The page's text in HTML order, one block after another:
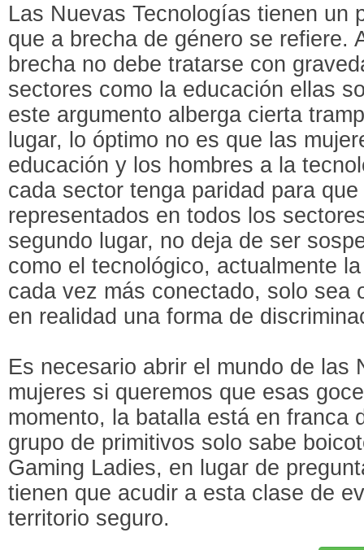
Las Nuevas Tecnologías tienen un
que a brecha de género se refiere.
brecha no debe tratarse con
sectores como la educación ellas
este argumento alberga cierta
lugar, lo óptimo no es que las
educación y los hombres a la
cada sector tenga paridad para
representados en todos los
segundo lugar, no deja de ser
como el tecnológico, actualmente
cada vez más conectado, solo sea
en realidad una forma de
Es necesario abrir el mundo de las
mujeres si queremos que esas
momento, la batalla está en franca
grupo de primitivos solo sabe
Gaming Ladies, en lugar de
tienen que acudir a esta clase de
territorio seguro.